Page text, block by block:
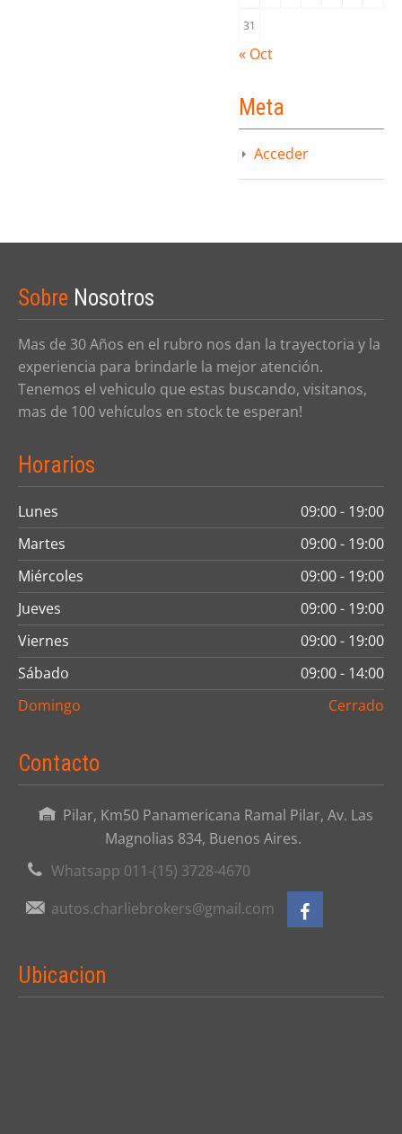
31
« Oct
Meta
Acceder
Sobre Nosotros
Mas de 30 Años en el rubro nos dan la trayectoria y la
experiencia para brindarle la mejor atención.
Tenemos el vehiculo que estas buscando, visitanos,
mas de 100 vehículos en stock te esperan!
Horarios
Lunes
09:00 - 19:00
Martes
09:00 - 19:00
Miércoles
09:00 - 19:00
Jueves
09:00 - 19:00
Viernes
09:00 - 19:00
Sábado
09:00 - 14:00
Domingo
Cerrado
Contacto
Pilar, Km50 Panamericana Ramal Pilar, Av. Las
Magnolias 834, Buenos Aires.
Whatsapp 011-(15) 3728-4670
autos.charliebrokers@gmail.com
Ubicacion